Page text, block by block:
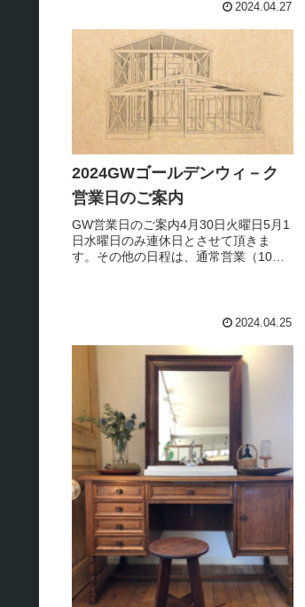
2024.04.27
2024GWゴールデンウィ－ク
営業日のご案内
GW営業日のご案内4月30日火曜日5月1
日水曜日のみ連休日とさせて頂きま
す。その他の日程は、通常営業（10：
2024.04.25